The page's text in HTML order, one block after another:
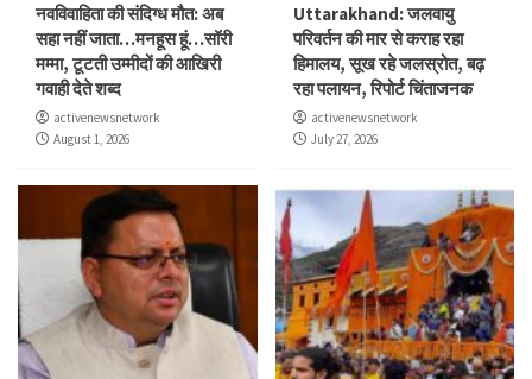
नवविवाहिता की संदिग्ध मौत: अब
सहा नहीं जाता…मनहूस हूं…सॉरी
मम्मा, टूटती उम्मीदों की आखिरी
गवाही देते शब्द
activenewsnetwork
August 1, 2026
Uttarakhand: जलवायु
परिवर्तन की मार से कराह रहा
हिमालय, सूख रहे जलस्रोत, बढ़
रहा पलायन, रिपोर्ट चिंताजनक
activenewsnetwork
July 27, 2026